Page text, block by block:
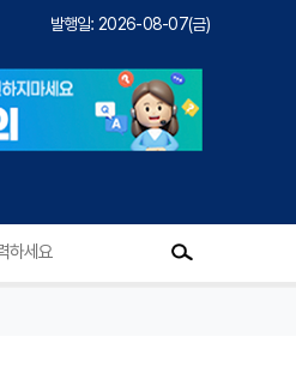
발행일: 2026-08-07(금)